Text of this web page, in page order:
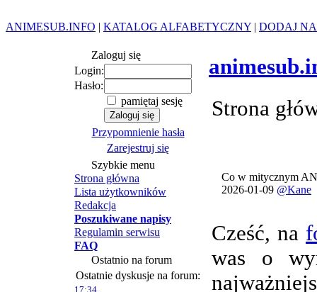
ANIMESUB.INFO | KATALOG ALFABETYCZNY | DODAJ
Zaloguj się
Login:
Hasło:
pamiętaj sesję
Przypomnienie hasła
Zarejestruj się
Szybkie menu
Strona główna
Lista użytkowników
Redakcja
Poszukiwane napisy
Regulamin serwisu
FAQ
Ostatnio na forum
Ostatnie dyskusje na forum:
17:34
Strona
Co w mitycznym
2026-01-09 @Kane
Cześć, na
was o